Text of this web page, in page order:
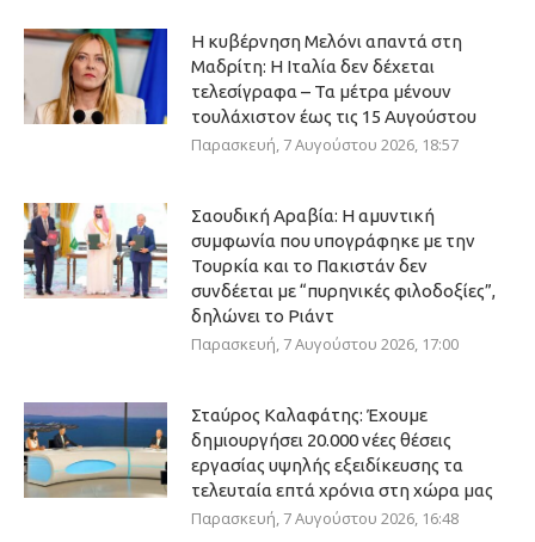
Η κυβέρνηση Μελόνι απαντά στη
Μαδρίτη: Η Ιταλία δεν δέχεται
τελεσίγραφα – Τα μέτρα μένουν
τουλάχιστον έως τις 15 Αυγούστου
Παρασκευή, 7 Αυγούστου 2026, 18:57
Σαουδική Αραβία: Η αμυντική
συμφωνία που υπογράφηκε με την
Τουρκία και το Πακιστάν δεν
συνδέεται με “πυρηνικές φιλοδοξίες”,
δηλώνει το Ριάντ
Παρασκευή, 7 Αυγούστου 2026, 17:00
Σταύρος Καλαφάτης: Έχουμε
δημιουργήσει 20.000 νέες θέσεις
εργασίας υψηλής εξειδίκευσης τα
τελευταία επτά χρόνια στη χώρα μας
Παρασκευή, 7 Αυγούστου 2026, 16:48